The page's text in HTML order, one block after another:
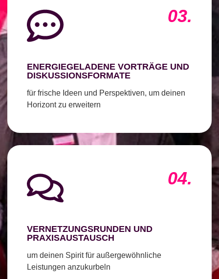
03.
ENERGIEGELADENE VORTRÄGE UND
DISKUSSIONSFORMATE
für frische Ideen und Perspektiven, um deinen
Horizont zu erweitern
04.
VERNETZUNGSRUNDEN UND
PRAXISAUSTAUSCH
um deinen Spirit für außergewöhnliche
Leistungen anzukurbeln